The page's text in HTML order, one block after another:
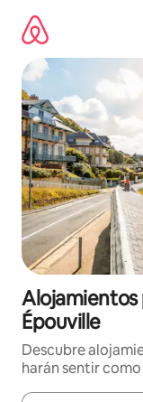
contenido
Alojamientos
Épouville
Descubre
harán sentir como